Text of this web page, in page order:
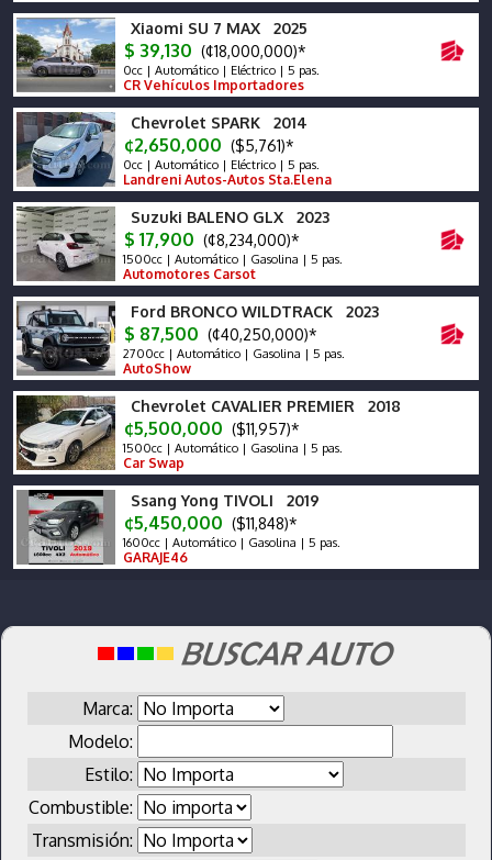
Xiaomi SU 7 MAX 2025
$ 39,130 (¢18,000,000)*
0cc | Automático | Eléctrico | 5 pas.
CR Vehículos Importadores
Chevrolet SPARK 2014
¢2,650,000 ($5,761)*
0cc | Automático | Eléctrico | 5 pas.
Landreni Autos-Autos Sta.Elena
Suzuki BALENO GLX 2023
$ 17,900 (¢8,234,000)*
1500cc | Automático | Gasolina | 5 pas.
Automotores Carsot
Ford BRONCO WILDTRACK 2023
$ 87,500 (¢40,250,000)*
2700cc | Automático | Gasolina | 5 pas.
AutoShow
Chevrolet CAVALIER PREMIER 2018
¢5,500,000 ($11,957)*
1500cc | Automático | Gasolina | 5 pas.
Car Swap
Ssang Yong TIVOLI 2019
¢5,450,000 ($11,848)*
1600cc | Automático | Gasolina | 5 pas.
GARAJE46
Marca:
Modelo:
Estilo:
Combustible:
Transmisión: